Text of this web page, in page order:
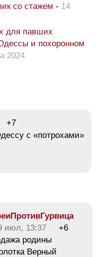
со стажем - 14
для павших
и похоронном
2024
+7
с «потрохами»
июл, 13:37
+6
родины
Верный